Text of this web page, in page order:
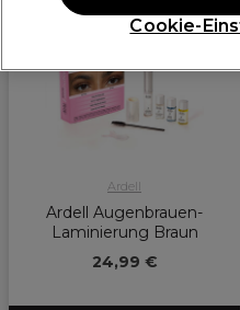
Ardell
Ardell Augenbrauen-
Laminierung Braun
24,99 €
Cookie-